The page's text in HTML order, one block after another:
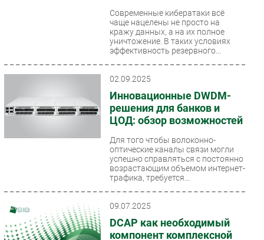
Современные кибератаки всё
чаще нацелены не просто на
кражу данных, а на их полное
уничтожение. В таких условиях
эффективность резервного...
02.09.2025
Инновационные DWDM-
решения для банков и
ЦОД: обзор возможностей
Для того чтобы волоконно-
оптические каналы связи могли
успешно справляться с постоянно
возрастающим объемом интернет-
трафика, требуется...
09.07.2025
DCAP как необходимый
компонент комплексной